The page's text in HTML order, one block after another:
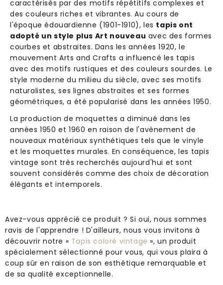
caractérisés par des motifs répétitifs complexes et
des couleurs riches et vibrantes. Au cours de
l'époque édouardienne (1901-1910), les tapis ont
adopté un style plus Art nouveau avec des formes
courbes et abstraites. Dans les années 1920, le
mouvement Arts and Crafts a influencé les tapis
avec des motifs rustiques et des couleurs sourdes. Le
style moderne du milieu du siècle, avec ses motifs
naturalistes, ses lignes abstraites et ses formes
géométriques, a été popularisé dans les années 1950.
La production de moquettes a diminué dans les
années 1950 et 1960 en raison de l'avènement de
nouveaux matériaux synthétiques tels que le vinyle
et les moquettes murales. En conséquence, les tapis
vintage sont très recherchés aujourd'hui et sont
souvent considérés comme des choix de décoration
élégants et intemporels.
Avez-vous apprécié ce produit ? Si oui, nous sommes
ravis de l'apprendre ! D'ailleurs, nous vous invitons à
découvrir notre « Tapis coloré vintage », un produit
spécialement sélectionné pour vous, qui vous plaira à
coup sûr en raison de son esthétique remarquable et
de sa qualité exceptionnelle.